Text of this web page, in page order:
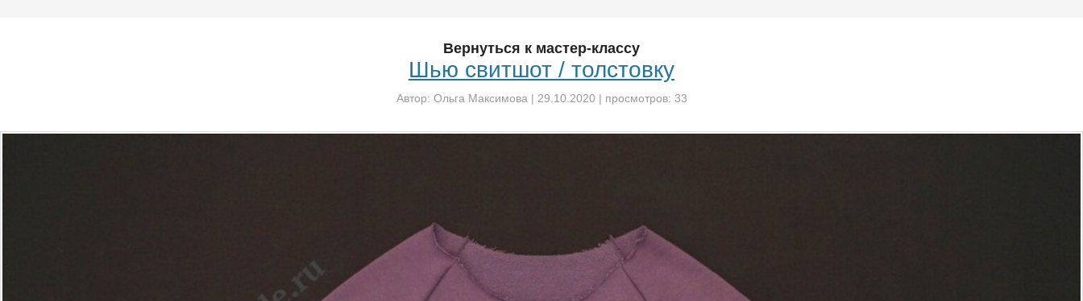
Вернуться к мастер-классу
Шью свитшот / толстовку
Автор: Ольга Максимова | 29.10.2020 | просмотров: 33